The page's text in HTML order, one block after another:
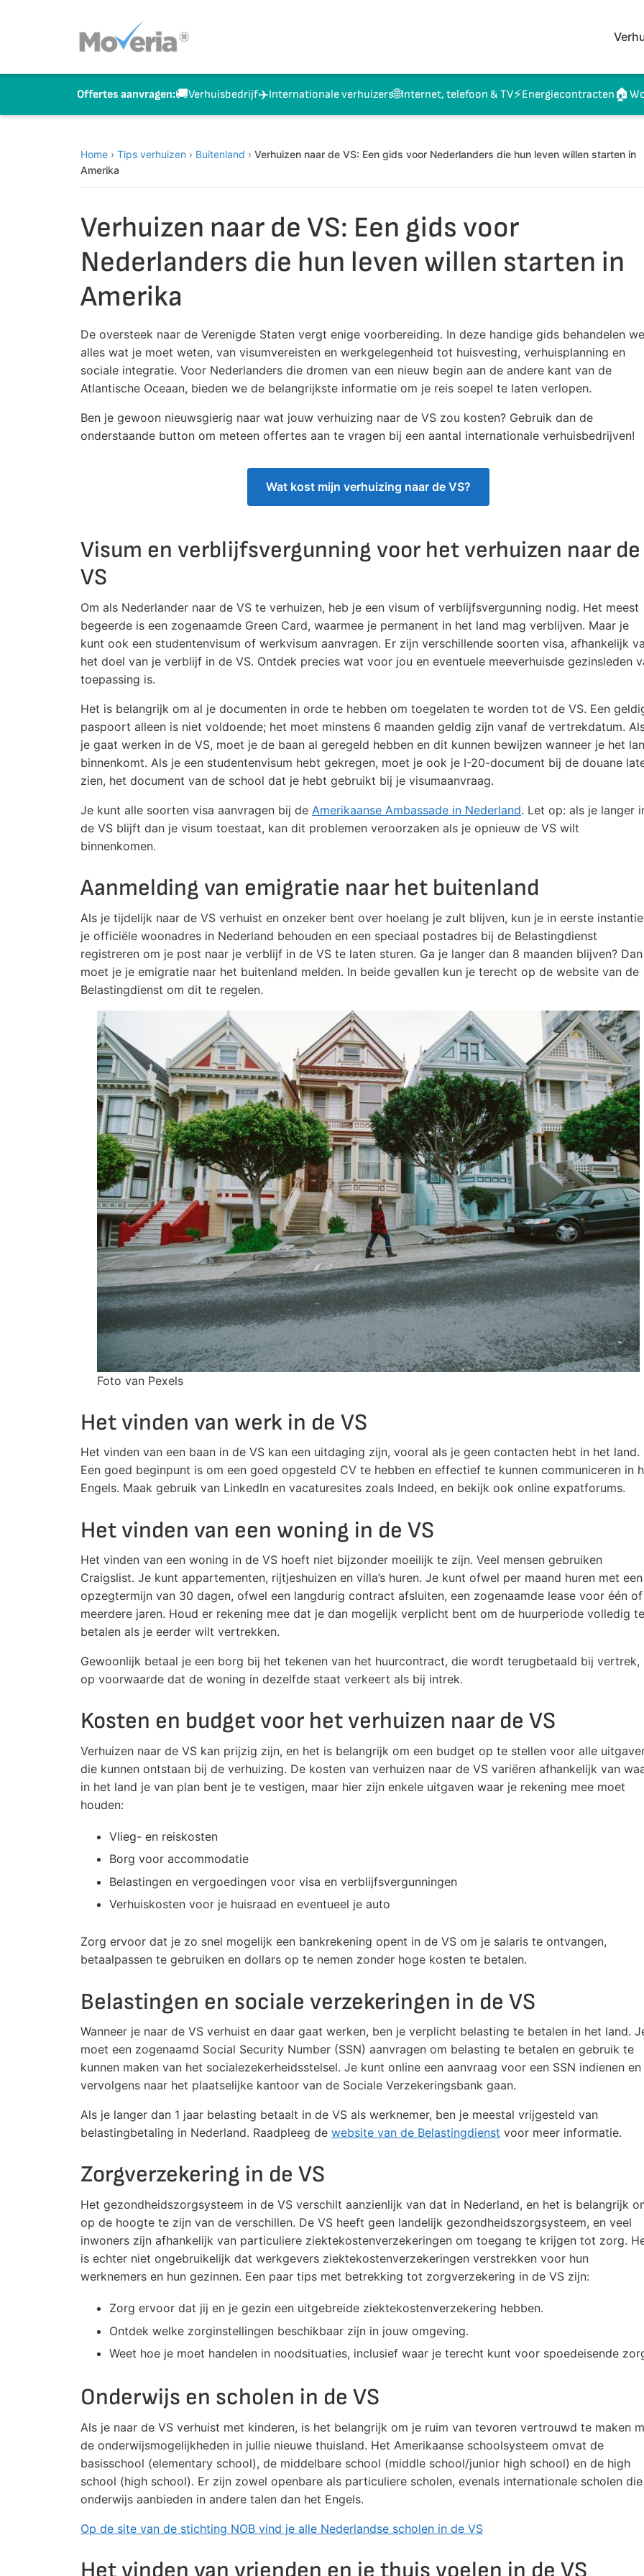
Offertes aanvragen:🚚Verhuisbedrijf✈️Internationale verhuizers🌐Internet, telefoon & TV⚡Energiecontracten 🏠
Home › Tips verhuizen › Buitenland › Verhuizen naar de VS: Een gids voor Nederlanders die hun leven willen starten in
Amerika
Verhuizen naar de VS: Een gids voor
Nederlanders die hun leven willen starten in
Amerika
De oversteek naar de Verenigde Staten vergt enige voorbereiding. In deze handige gids behandelen we
alles wat je moet weten, van visumvereisten en werkgelegenheid tot huisvesting, verhuisplanning en
sociale integratie. Voor Nederlanders die dromen van een nieuw begin aan de andere kant van de
Atlantische Oceaan, bieden we de belangrijkste informatie om je reis soepel te laten verlopen.
Ben je gewoon nieuwsgierig naar wat jouw verhuizing naar de VS zou kosten? Gebruik dan de
onderstaande button om meteen offertes aan te vragen bij een aantal internationale verhuisbedrijven!
Wat kost mijn verhuizing naar de VS?
Visum en verblijfsvergunning voor het verhuizen naar de
VS
Om als Nederlander naar de VS te verhuizen, heb je een visum of verblijfsvergunning nodig. Het meest
begeerde is een zogenaamde Green Card, waarmee je permanent in het land mag verblijven. Maar je
kunt ook een studentenvisum of werkvisum aanvragen. Er zijn verschillende soorten visa, afhankelijk
het doel van je verblijf in de VS. Ontdek precies wat voor jou en eventuele meeverhuisde gezinsleden
toepassing is.
Het is belangrijk om al je documenten in orde te hebben om toegelaten te worden tot de VS. Een
paspoort alleen is niet voldoende; het moet minstens 6 maanden geldig zijn vanaf de vertrekdatum.
je gaat werken in de VS, moet je de baan al geregeld hebben en dit kunnen bewijzen wanneer je het
binnenkomt. Als je een studentenvisum hebt gekregen, moet je ook je I-20-document bij de douane
zien, het document van de school dat je hebt gebruikt bij je visumaanvraag.
Je kunt alle soorten visa aanvragen bij de Amerikaanse Ambassade in Nederland. Let op: als je langer
de VS blijft dan je visum toestaat, kan dit problemen veroorzaken als je opnieuw de VS wilt
binnenkomen.
Aanmelding van emigratie naar het buitenland
Als je tijdelijk naar de VS verhuist en onzeker bent over hoelang je zult blijven, kun je in eerste instantie
je officiële woonadres in Nederland behouden en een speciaal postadres bij de Belastingdienst
registreren om je post naar je verblijf in de VS te laten sturen. Ga je langer dan 8 maanden blijven? Dan
moet je je emigratie naar het buitenland melden. In beide gevallen kun je terecht op de website van de
Belastingdienst om dit te regelen.
Foto van Pexels
Het vinden van werk in de VS
Het vinden van een baan in de VS kan een uitdaging zijn, vooral als je geen contacten hebt in het land.
Een goed beginpunt is om een goed opgesteld CV te hebben en effectief te kunnen communiceren in
Engels. Maak gebruik van LinkedIn en vacaturesites zoals Indeed, en bekijk ook online expatforums.
Het vinden van een woning in de VS
Het vinden van een woning in de VS hoeft niet bijzonder moeilijk te zijn. Veel mensen gebruiken
Craigslist. Je kunt appartementen, rijtjeshuizen en villa’s huren. Je kunt ofwel per maand huren met een
opzegtermijn van 30 dagen, ofwel een langdurig contract afsluiten, een zogenaamde lease voor één of
meerdere jaren. Houd er rekening mee dat je dan mogelijk verplicht bent om de huurperiode volledig te
betalen als je eerder wilt vertrekken.
Gewoonlijk betaal je een borg bij het tekenen van het huurcontract, die wordt terugbetaald bij vertrek,
op voorwaarde dat de woning in dezelfde staat verkeert als bij intrek.
Kosten en budget voor het verhuizen naar de VS
Verhuizen naar de VS kan prijzig zijn, en het is belangrijk om een budget op te stellen voor alle
die kunnen ontstaan bij de verhuizing. De kosten van verhuizen naar de VS variëren afhankelijk van
in het land je van plan bent je te vestigen, maar hier zijn enkele uitgaven waar je rekening mee moet
houden:
Vlieg- en reiskosten
Borg voor accommodatie
Belastingen en vergoedingen voor visa en verblijfsvergunningen
Verhuiskosten voor je huisraad en eventueel je auto
Zorg ervoor dat je zo snel mogelijk een bankrekening opent in de VS om je salaris te ontvangen,
betaalpassen te gebruiken en dollars op te nemen zonder hoge kosten te betalen.
Belastingen en sociale verzekeringen in de VS
Wanneer je naar de VS verhuist en daar gaat werken, ben je verplicht belasting te betalen in het land.
moet een zogenaamd Social Security Number (SSN) aanvragen om belasting te betalen en gebruik te
kunnen maken van het socialezekerheidsstelsel. Je kunt online een aanvraag voor een SSN indienen en
vervolgens naar het plaatselijke kantoor van de Sociale Verzekeringsbank gaan.
Als je langer dan 1 jaar belasting betaalt in de VS als werknemer, ben je meestal vrijgesteld van
belastingbetaling in Nederland. Raadpleeg de website van de Belastingdienst voor meer informatie.
Zorgverzekering in de VS
Het gezondheidszorgsysteem in de VS verschilt aanzienlijk van dat in Nederland, en het is belangrijk
op de hoogte te zijn van de verschillen. De VS heeft geen landelijk gezondheidszorgsysteem, en veel
inwoners zijn afhankelijk van particuliere ziektekostenverzekeringen om toegang te krijgen tot zorg.
is echter niet ongebruikelijk dat werkgevers ziektekostenverzekeringen verstrekken voor hun
werknemers en hun gezinnen. Een paar tips met betrekking tot zorgverzekering in de VS zijn:
Zorg ervoor dat jij en je gezin een uitgebreide ziektekostenverzekering hebben.
Ontdek welke zorginstellingen beschikbaar zijn in jouw omgeving.
Weet hoe je moet handelen in noodsituaties, inclusief waar je terecht kunt voor spoedeisende
Onderwijs en scholen in de VS
Als je naar de VS verhuist met kinderen, is het belangrijk om je ruim van tevoren vertrouwd te maken
de onderwijsmogelijkheden in jullie nieuwe thuisland. Het Amerikaanse schoolsysteem omvat de
basisschool (elementary school), de middelbare school (middle school/junior high school) en de high
school (high school). Er zijn zowel openbare als particuliere scholen, evenals internationale scholen die
onderwijs aanbieden in andere talen dan het Engels.
Op de site van de stichting NOB vind je alle Nederlandse scholen in de VS